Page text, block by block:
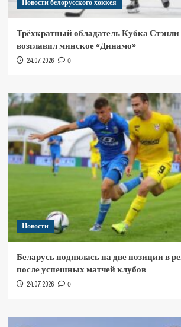
Новости белорусского хоккея
Трёхкратный обладатель Кубка
возглавил минское «Динамо»
24.07.2026 0
Новости
Беларусь поднялась на две позиции в
после успешных матчей клубов
24.07.2026 0